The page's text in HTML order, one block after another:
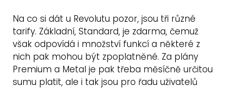
Na co si dát u Revolutu pozor, jsou tři různé
tarify. Základní, Standard, je zdarma, čemuž
však odpovídá i množství funkcí a některé z
nich pak mohou být zpoplatněné. Za plány
Premium a Metal je pak třeba měsíčně určitou
sumu platit, ale i tak jsou pro řadu uživatelů